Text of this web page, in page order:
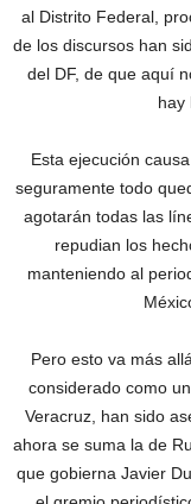
al Distrito Federal,
de los discursos han
del DF, de que aquí
hay
Esta ejecución
seguramente todo
agotarán todas las
repudian los
manteniendo al
Pero esto va más
considerado como
Veracruz, han sido
ahora se suma la de
que gobierna Javier